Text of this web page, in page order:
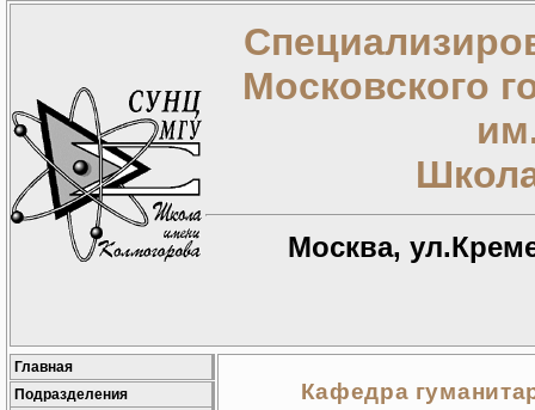
Московского
Москва,
Главная
Подразделения
Кафедра